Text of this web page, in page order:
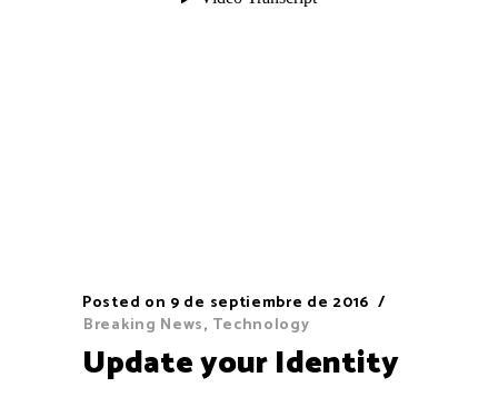
Posted on 9 de septiembre de 2016
Breaking News, Technology
Update your Identity